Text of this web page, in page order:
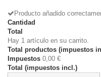
Producto añadido
Cantidad
Total
Hay 1 artículo en su carrito.
Total productos (impuestos
Impuestos 0,00 €
Total (impuestos incl.)